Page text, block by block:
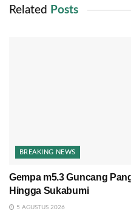
Related Posts
BREAKING NEWS
Gempa m5.3 Guncang
Hingga Sukabumi
5 AGUSTUS 2026